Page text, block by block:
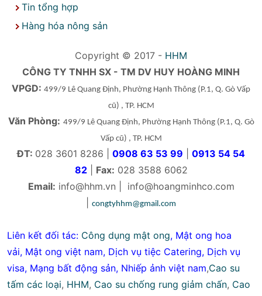
Tin tổng hợp
Hàng hóa nông sản
Copyright © 2017 - HHM
CÔNG TY TNHH SX - TM DV HUY HOÀNG MINH
VPGD: 499/9 Lê Quang Định, Phường Hạnh Thông (P.1, Q. Gò Vấp
cũ) , TP. HCM
Văn Phòng: 499/9 Lê Quang Định, Phường Hạnh Thông(P.1, Q. Gò
Vấp cũ) , TP. HCM
ĐT: 028 3601 8286 | 0908 63 53 99
0913 54 54
82| Fax: 028 3588 6062
Email: info@hhm.vn
info@hoangminhco.com
congtyhhm@gmail.com
Liên kết đối tác: Công dụng mật ong, Mật ong hoa
vải, Mật ong việt nam, Dịch vụ tiệc Catering, Dịch vụ
visa, Mạng bất động sản, Nhiếp ảnh việt nam,Cao su
tấm các loại, HHM, Cao su chống rung giảm chấn, Cao